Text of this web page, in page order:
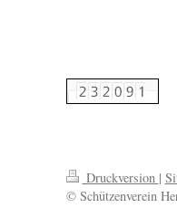
Druckversion |
© Schützenverein